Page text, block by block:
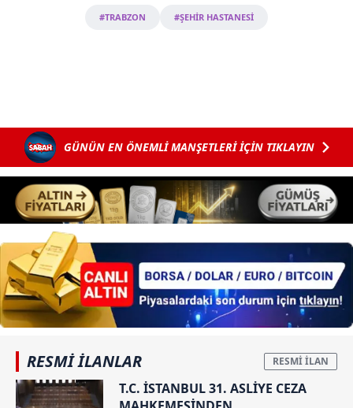
#TRABZON #ŞEHİR HASTANESİ
GÜNÜN EN ÖNEMLİ MANŞETLERİ İÇİN TIKLAYIN
RESMİ İLANLAR
T.C. İSTANBUL 31. ASLİYE CEZA